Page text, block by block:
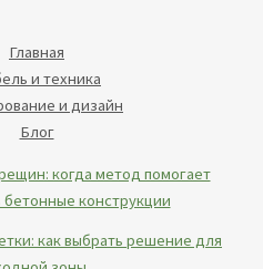
Главная
и техника
и дизайн
Блог
когда метод помогает
бетонные конструкции
как выбрать решение для